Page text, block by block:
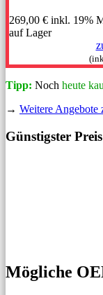
269,00 € inkl. 19%
auf Lager
Tipp: Noch heute
→ Weitere Angebote
Günstigster
Mögliche